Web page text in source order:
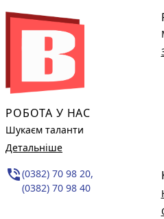
РОБОТА У НАС
Шукаєм таланти
Детальніше
phone_in_talk(0382) 70 98 20,
(0382) 70 98 40